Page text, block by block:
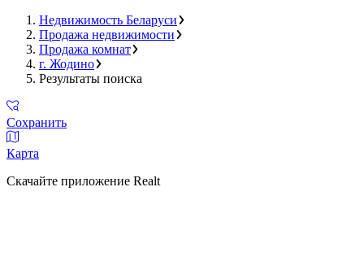
Недвижимость Беларуси
Продажа недвижимости
Продажа комнат
г. Жодино
Результаты поиска
Сохранить
Карта
Скачайте приложение Realt